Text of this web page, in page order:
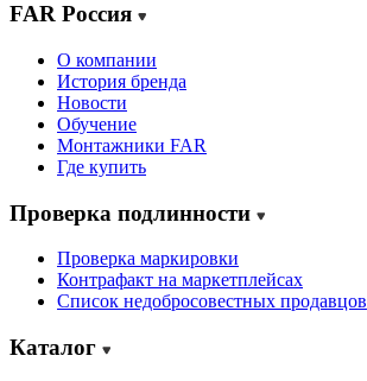
FAR Россия
О компании
История бренда
Новости
Обучение
Монтажники FAR
Где купить
Проверка подлинности
Проверка маркировки
Контрафакт на маркетплейсах
Cписок недобросовестных продавцов
Каталог